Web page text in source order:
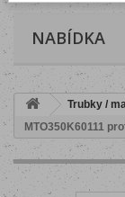
NABÍDKA
Trubky /
MTO350K60111